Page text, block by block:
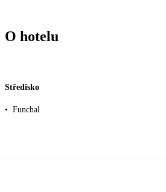
O hotelu
Středisko
• Funchal